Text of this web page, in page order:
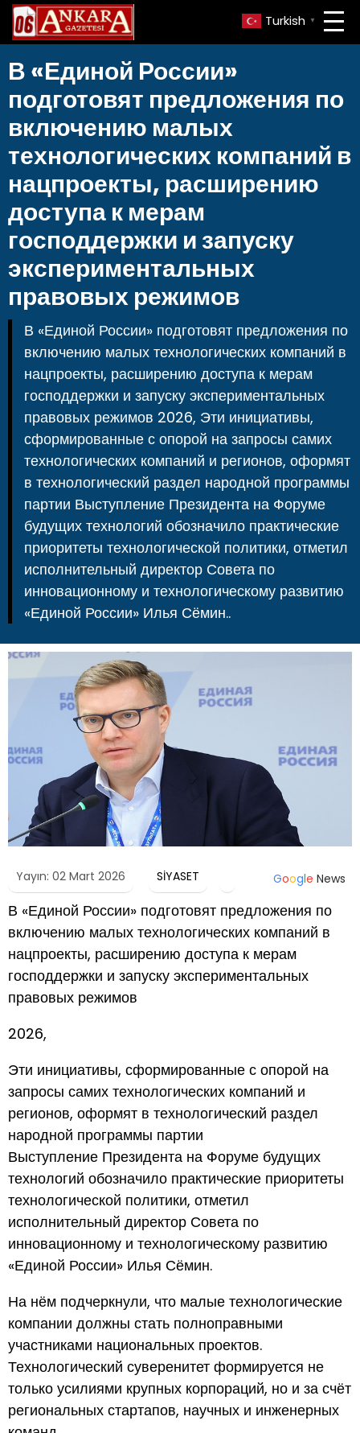
Turkish ▼
В «Единой России»
подготовят предложения по
включению малых
технологических компаний в
нацпроекты, расширению
доступа к мерам
господдержки и запуску
экспериментальных
правовых режимов
В «Единой России» подготовят предложения по
включению малых технологических компаний в
нацпроекты, расширению доступа к мерам
господдержки и запуску экспериментальных
правовых режимов 2026, Эти инициативы,
сформированные с опорой на запросы самих
технологических компаний и регионов, оформят
в технологический раздел народной программы
партии Выступление Президента на Форуме
будущих технологий обозначило практические
приоритеты технологической политики, отметил
исполнительный директор Совета по
инновационному и технологическому развитию
«Единой России» Илья Сёмин..
Yayın: 02 Mart 2026 SİYASET Google News
В «Единой России» подготовят предложения по
включению малых технологических компаний в
нацпроекты, расширению доступа к мерам
господдержки и запуску экспериментальных
правовых режимов
2026,
Эти инициативы, сформированные с опорой на
запросы самих технологических компаний и
регионов, оформят в технологический раздел
народной программы партии
Выступление Президента на Форуме будущих
технологий обозначило практические приоритеты
технологической политики, отметил
исполнительный директор Совета по
инновационному и технологическому развитию
«Единой России» Илья Сёмин.
На нём подчеркнули, что малые технологические
компании должны стать полноправными
участниками национальных проектов.
Технологический суверенитет формируется не
только усилиями крупных корпораций, но и за счёт
региональных стартапов, научных и инженерных